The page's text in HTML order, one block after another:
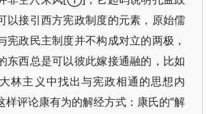
以接引西方宪政制度的元素，原始儒
宪政民主制度并不构成对立的两极，
东西总是可以彼此嫁接通融的，比如
林主义中找出与宪政相通的思想内
样评论康有为的解经方式：康氏的“解